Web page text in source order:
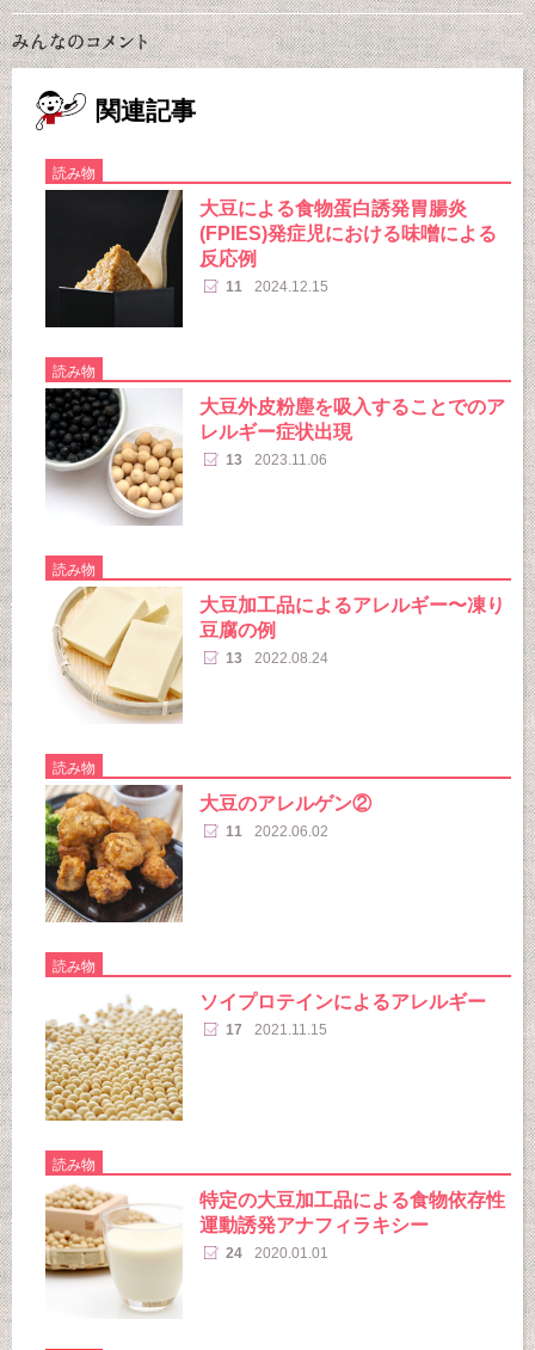
関連記事
読み物
大豆による食物蛋白誘発胃腸炎
(FPIES)発症児における味噌による
反応例
11 2024.12.15
読み物
大豆外皮粉塵を吸入することでのア
レルギー症状出現
13 2023.11.06
読み物
大豆加工品によるアレルギー〜凍り
豆腐の例
13 2022.08.24
読み物
大豆のアレルゲン②
11 2022.06.02
読み物
ソイプロテインによるアレルギー
17 2021.11.15
読み物
特定の大豆加工品による食物依存性
運動誘発アナフィラキシー
24 2020.01.01